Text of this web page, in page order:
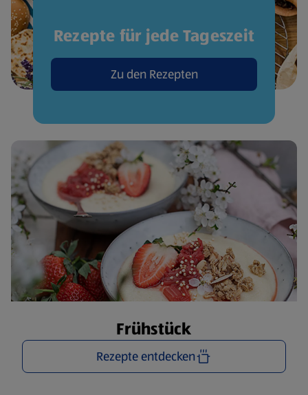
Rezepte für jede Tageszeit
Zu den Rezepten
Frühstück
Rezepte entdecken